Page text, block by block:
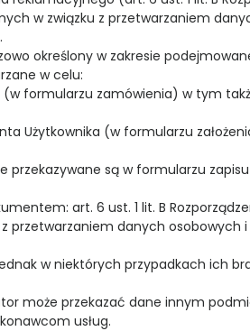
w związku z przetwarzaniem
określony w zakresie
w celu:
formularzu zamówienia) w tym
Użytkownika (w formularzu
są w formularzu
art. 6 ust. 1 lit. B
przetwarzaniem danych
w niektórych przypadkach ich
może przekazać dane innym
usług.